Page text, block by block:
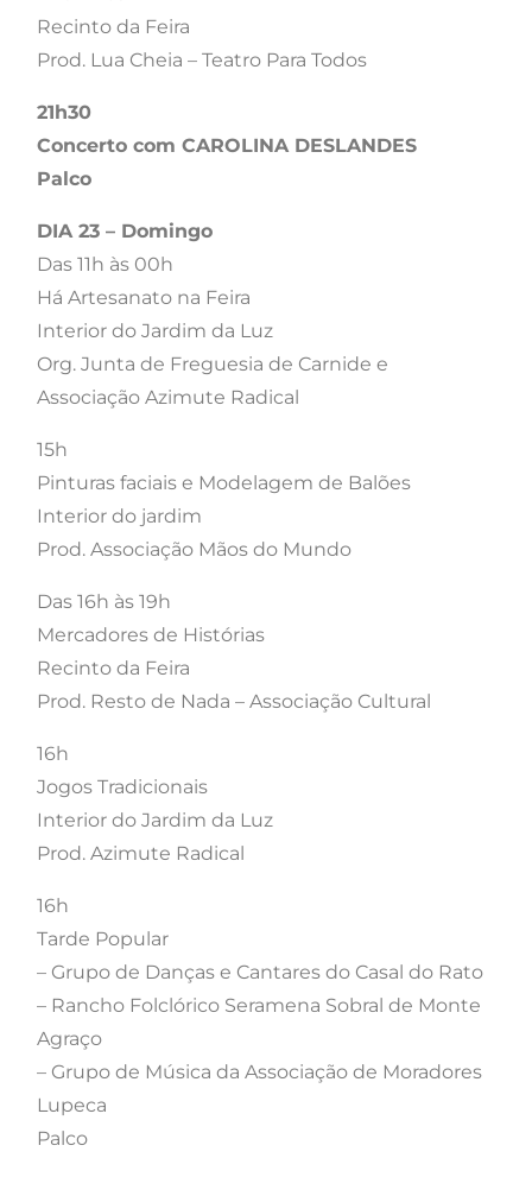
Recinto da Feira
Prod. Lua Cheia – Teatro Para Todos
21h30
Concerto com CAROLINA DESLANDES
Palco
DIA 23 – Domingo
Das 11h às 00h
Há Artesanato na Feira
Interior do Jardim da Luz
Org. Junta de Freguesia de Carnide e
Associação Azimute Radical
15h
Pinturas faciais e Modelagem de Balões
Interior do jardim
Prod. Associação Mãos do Mundo
Das 16h às 19h
Mercadores de Histórias
Recinto da Feira
Prod. Resto de Nada – Associação Cultural
16h
Jogos Tradicionais
Interior do Jardim da Luz
Prod. Azimute Radical
16h
Tarde Popular
– Grupo de Danças e Cantares do Casal do Rato
– Rancho Folclórico Seramena Sobral de Monte
Agraço
– Grupo de Música da Associação de Moradores
Lupeca
Palco